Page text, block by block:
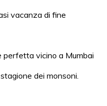
vacanza di fine
perfetta vicino a Mumbai
dei monsoni.